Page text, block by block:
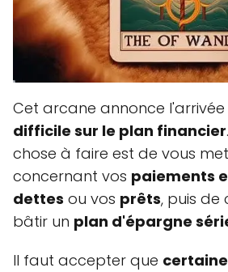
Cet arcane annonce l'arrivée
difficile sur le plan financier
chose à faire est de vous
concernant vos paiements
dettes ou vos prêts, puis de
bâtir un plan d'épargne
Il faut accepter que